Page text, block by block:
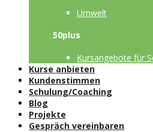
Umwelt
50plus
Kursangebote für
Kurse anbieten
Kundenstimmen
Schulung/Coaching
Blog
Projekte
Gespräch vereinbaren